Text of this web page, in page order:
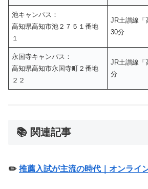
池キャンパス：
高知県高知市池２７５１番地
１
JR土讃線「
30分
永国寺キャンパス：
高知県高知市永国寺町２番地
２２
JR土讃線「
分
📚 関連記事
✏️ 推薦入試が主流の時代｜オンライ